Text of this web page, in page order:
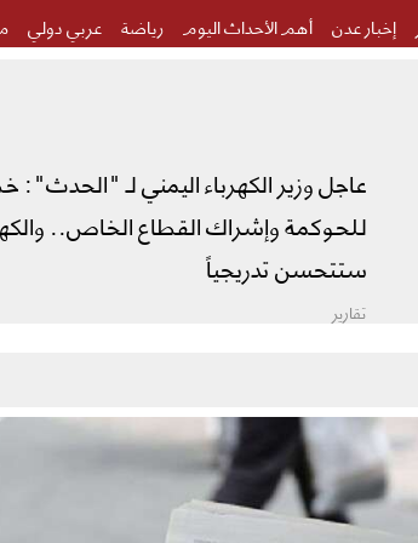
إخبار عدن أهم الأحداث اليوم رياضة عربي دولي
عاجل وزير الكهرباء اليمني لـ "الحدث":
للحوكمة وإشراك القطاع الخاص..
ستتحسن تدريجياً
تقارير